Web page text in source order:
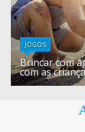
JOGOS
Brincar com
com as